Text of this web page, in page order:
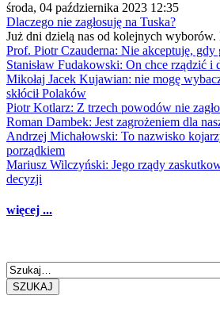
środa, 04 października 2023 12:35
Dlaczego nie zagłosuję na Tuska?
Już dni dzielą nas od kolejnych
Prof. Piotr Czauderna: Nie akceptuję, gdy
Stanisław Fudakowski: On chce rządzić i
Mikołaj Jacek Kujawian: nie mogę
skłócił Polaków
Piotr Kotlarz: Z trzech powodów nie
Roman Dambek: Jest zagrożeniem dla
Andrzej Michałowski: To nazwisko
porządkiem
Mariusz Wilczyński: Jego rządy
decyzji
więcej ...
SZUKAJ